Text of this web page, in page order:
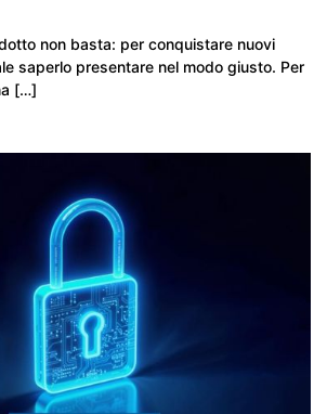
non basta: per conquistare nuovi
saperlo presentare nel modo giusto. Per
[…]